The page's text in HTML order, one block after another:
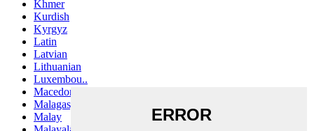
Khmer
Kurdish
Kyrgyz
Latin
Latvian
Lithuanian
Luxembou..
Macedonian
Malagasy
Malay